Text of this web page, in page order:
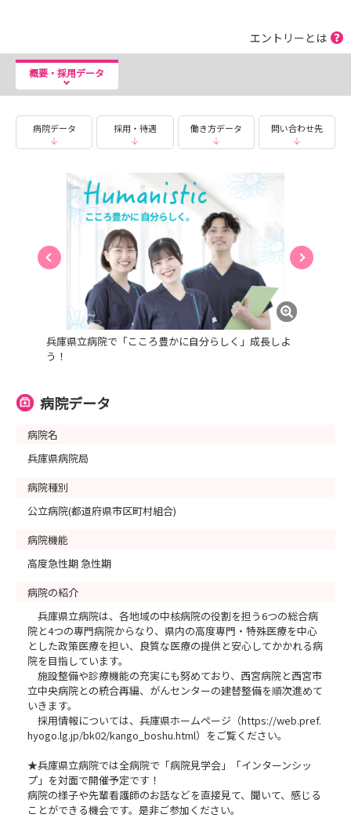
エントリーとは
概要・採用データ
病院データ 採用・待遇 働き方データ 問い合わせ先
兵庫県立病院で「こころ豊かに自分らしく」成長しよ
う！
病院データ
病院名
兵庫県病院局
病院種別
公立病院(都道府県市区町村組合)
病院機能
高度急性期 急性期
病院の紹介
兵庫県立病院は、各地域の中核病院の役割を担う6つの総合病
院と4つの専門病院からなり、県内の高度専門・特殊医療を中心
とした政策医療を担い、良質な医療の提供と安心してかかれる病
院を目指しています。
施設整備や診療機能の充実にも努めており、西宮病院と西宮市
立中央病院との統合再編、がんセンターの建替整備を順次進めて
いきます。
採用情報については、兵庫県ホームページ（https://web.pref.
hyogo.lg.jp/bk02/kango_boshu.html）をご覧ください。
★兵庫県立病院では全病院で「病院見学会」「インターンシッ
プ」を対面で開催予定です！
病院の様子や先輩看護師のお話などを直接見て、聞いて、感じる
ことができる機会です。是非ご参加ください。